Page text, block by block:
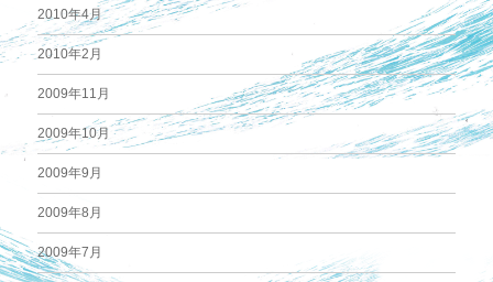
2010年4月
2010年2月
2009年11月
2009年10月
2009年9月
2009年8月
2009年7月